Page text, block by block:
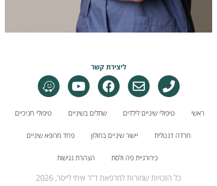
ליצירת קשר
ראשי טיפולי שיניים לילדים שתלים בשיניים טיפולי חניכיים
חרדה דנטלית יישור שיניים בחולון פחד מרופא שיניים
כירורגיית פה ולסת הצהרת נגישות
כל הזכויות שמורות למרפאת ד"ר איתי לייסר, 2026